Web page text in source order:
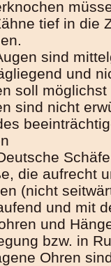
tief in die
sind
und
soll
sind nicht
die aufrecht
(nicht
und mit
und
bzw. in
Ohren